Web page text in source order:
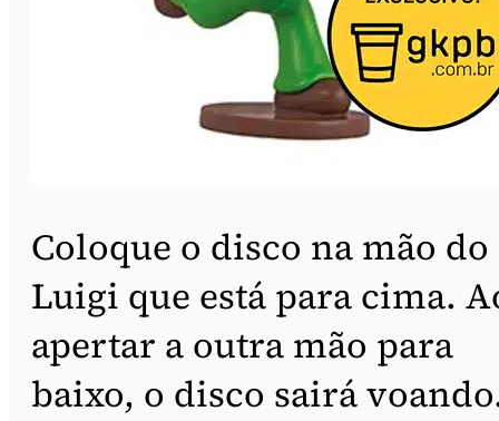
Coloque o disco na mão do
Luigi que está para cima.
apertar a outra mão para
baixo, o disco sairá